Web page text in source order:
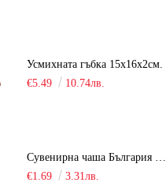
Усмихната гъбка 15х16х2см.
€5.49
10.74лв.
Сувенирна чаша България / шот /
€1.69
3.31лв.